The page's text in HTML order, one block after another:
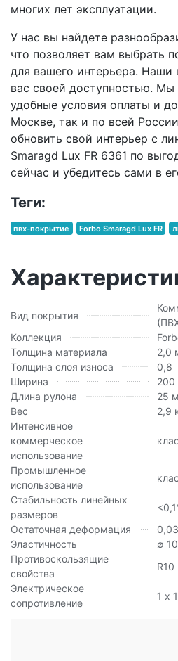
многих лет эксплуатации.
У нас вы найдете
что позволяет вам выбрать
для вашего интерьера. Наши
вас своей доступностью. Мы
удобные условия оплаты и
Москве, так и по всей
обновить свой интерьер с
Smaragd Lux FR 6361 по
сейчас и убедитесь сами в
Теги:
пвх-покрытие Forbo Smaragd Lux FR
Вид покрытия
Коллекция
Толщина материала
2,0
Толщина слоя износа
0,8
Ширина
200
Длина рулона
25 м
Вес
2,9
Интенсивное
коммерческое
использование
Промышленное
использование
Стабильность линейных
размеров
Остаточная деформация
Эластичность
∅
Противоскользящие
свойства
R10
Электрическое
сопротивление
1 х